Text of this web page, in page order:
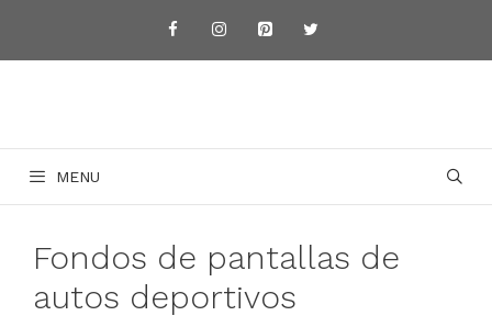
contenido
MENU
Fondos de pantallas de
autos deportivos